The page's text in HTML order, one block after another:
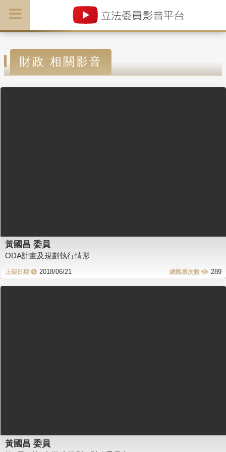
財政 相關影音
黃國昌 委員
ODA計畫及規劃執行情形
2018/06/21 289
黃國昌 委員